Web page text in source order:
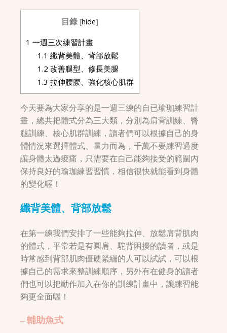
目錄 [hide]
1 一週三次練習計畫
1.1 纖背美體、背部放鬆
1.2 改善腿型、修長美腿
1.3 拉伸腰腹、強化核心肌群
今天要為大家分享的是一週三練的自已瑜珈練習計
畫，總共把體式分為三大類，分別為肩背訓練、臀
腿訓練、核心肌群訓練，讀者們可以根據自己的身
體情況來選擇體式、量力而為，千萬不要練習過度
讓身體太過痠痛，只需要在自己能夠接受的範圍內
保持良好的瑜珈練習習慣，相信很快就能看到身體
的變化喔！
纖背美體、背部放鬆
在第一練我們安排了一些能夠拉伸、放鬆肩背肌肉
的體式，平常若是有圓肩、駝背困擾的讀者，或是
時常感到背部肌肉僵硬緊繃的人可以試試，可以根
據自己的需求來整訓練順序，另外有在健身的讀者
們也可以把動作加入在你的訓練計畫中，讓練習能
夠更全面喔！
– 輔助魚式